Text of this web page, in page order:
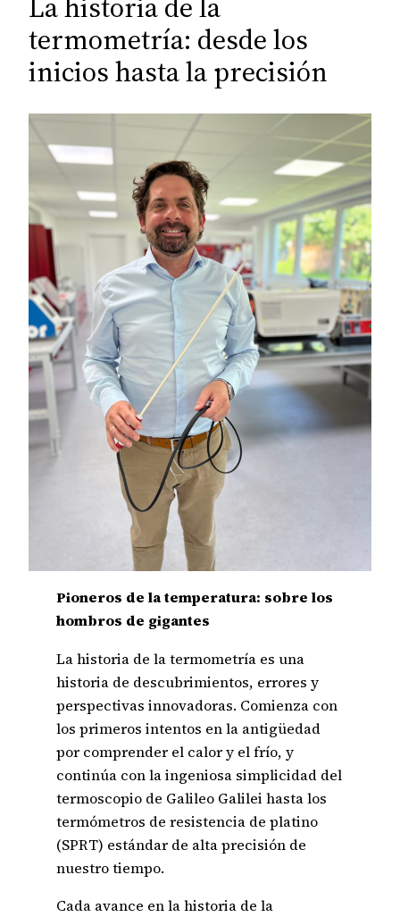
termometría: desde los
inicios hasta la precisión
Pioneros de la temperatura: sobre los
hombros de gigantes
La historia de la termometría es una
historia de descubrimientos, errores y
perspectivas innovadoras. Comienza con
los primeros intentos en la antigüedad
por comprender el calor y el frío, y
continúa con la ingeniosa simplicidad del
termoscopio de Galileo Galilei hasta los
termómetros de resistencia de platino
(SPRT) estándar de alta precisión de
nuestro tiempo.
Cada avance en la historia de la